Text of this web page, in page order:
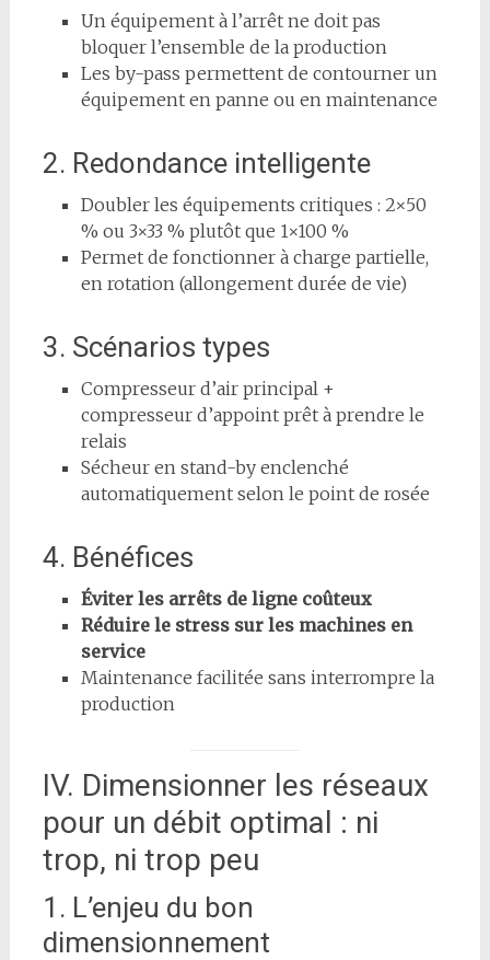
Un équipement à l’arrêt ne doit pas
bloquer l’ensemble de la production
Les by-pass permettent de contourner un
équipement en panne ou en maintenance
2. Redondance intelligente
Doubler les équipements critiques : 2×50
% ou 3×33 % plutôt que 1×100 %
Permet de fonctionner à charge partielle,
en rotation (allongement durée de vie)
3. Scénarios types
Compresseur d’air principal +
compresseur d’appoint prêt à prendre le
relais
Sécheur en stand-by enclenché
automatiquement selon le point de rosée
4. Bénéfices
Éviter les arrêts de ligne coûteux
Réduire le stress sur les machines en
service
Maintenance facilitée sans interrompre la
production
IV. Dimensionner les réseaux
pour un débit optimal : ni
trop, ni trop peu
1. L’enjeu du bon
dimensionnement